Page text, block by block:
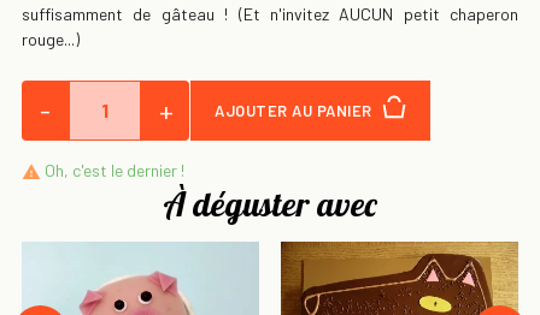
suffisamment de gâteau ! (Et n'invitez AUCUN petit chaperon
rouge...)
- + AJOUTER AU PANIER
 Oh, c'est le dernier !
À déguster avec